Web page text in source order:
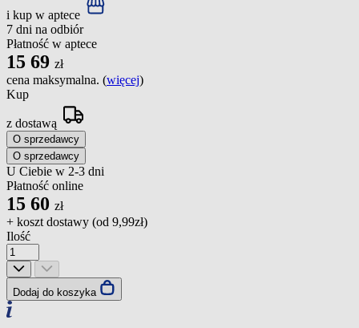
i kup w aptece
7 dni na odbiór
Płatność w aptece
15 69 zł
cena maksymalna. (więcej)
Kup
z dostawą
O sprzedawcy
O sprzedawcy
U Ciebie w 2-3 dni
Płatność online
15 60 zł
+ koszt dostawy (od 9,99zł)
Ilość
Dodaj do koszyka